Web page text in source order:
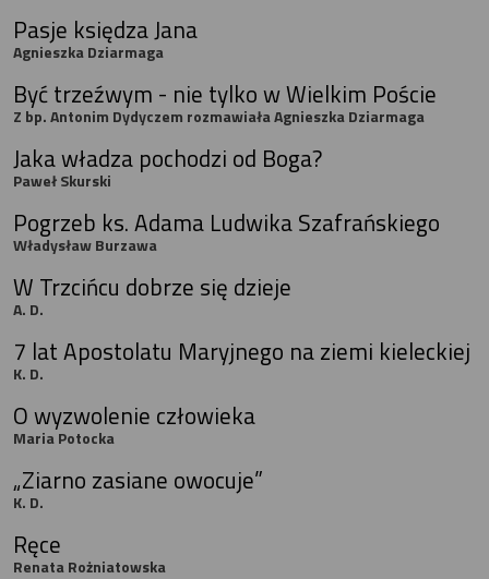
Pasje księdza Jana
Agnieszka Dziarmaga
Być trzeźwym - nie tylko w Wielkim Poście
Z bp. Antonim Dydyczem rozmawiała Agnieszka Dziarmaga
Jaka władza pochodzi od Boga?
Paweł Skurski
Pogrzeb ks. Adama Ludwika Szafrańskiego
Władysław Burzawa
W Trzcińcu dobrze się dzieje
A. D.
7 lat Apostolatu Maryjnego na ziemi kieleckiej
K. D.
O wyzwolenie człowieka
Maria Potocka
„Ziarno zasiane owocuje”
K. D.
Ręce
Renata Rożniatowska